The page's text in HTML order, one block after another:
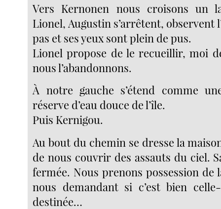
Vers Kernonen nous croisons un
Lionel, Augustin s’arrêtent, observent
pas et ses yeux sont plein de pus.
Lionel propose de le recueillir, moi
nous l’abandonnons.
À notre gauche s’étend comme
réserve d’eau douce de l’île.
Puis Kernigou.
Au bout du chemin se dresse la
de nous couvrir des assauts du ciel.
fermée. Nous prenons possession de
nous demandant si c’est bien
destinée…